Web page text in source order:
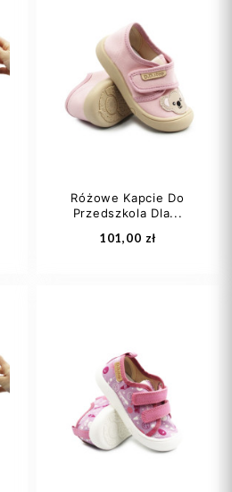
25
27
28 +5
Dodaj do koszyka
Różowe Kapcie Do
Przedszkola Dla...
101,00 zł
23
25
26